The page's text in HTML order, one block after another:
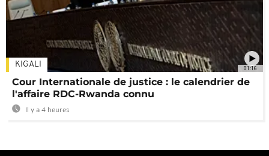
01:16
KIGALI
Cour Internationale de justice : le calendrier de
l'affaire RDC-Rwanda connu
Il y a 4 heures